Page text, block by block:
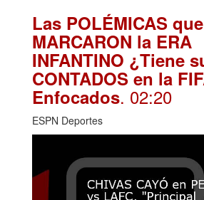
Las POLÉMICAS que
MARCARON la ERA
INFANTINO ¿Tiene
CONTADOS en la
Enfocados. 02:20
ESPN Deportes